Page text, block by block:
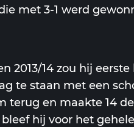
met 3-1 werd
2013/14 zou hij
te staan met een
terug en maakte 14
bleef hij voor het